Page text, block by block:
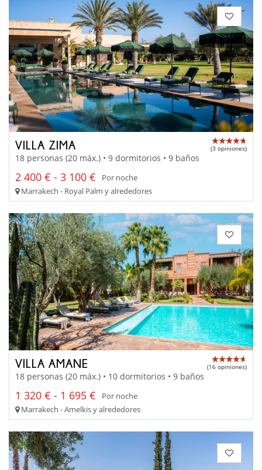
VILLA ZIMA (3 opiniones)
18 personas (20 máx.) • 9 dormitorios • 9 baños
2 400 € - 3 100 €
Por noche
Marrakech - Royal Palm y alrededores
VILLA AMANE (16 opiniones)
18 personas (20 máx.) • 10 dormitorios • 9 baños
1 320 € - 1 695 €
Por noche
Marrakech - Amelkis y alrededores